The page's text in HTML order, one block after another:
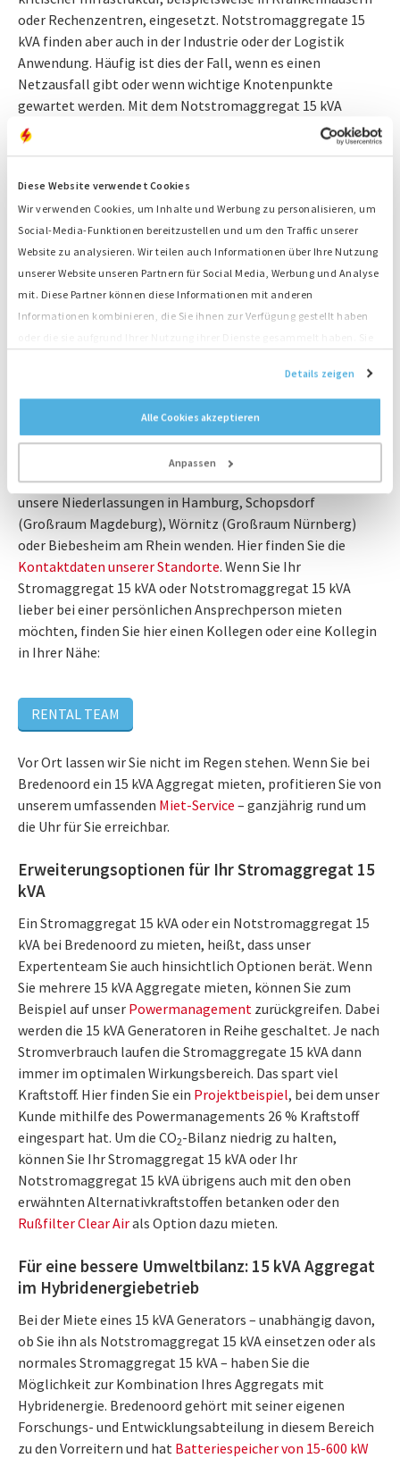
Diese Website verwendet Cookies
Wir verwenden Cookies, um Inhalte und Werbung zu personalisieren, um
Social-Media-Funktionen bereitzustellen und um den Traffic unserer
Website zu analysieren. Wir teilen auch Informationen über Ihre Nutzung
unserer Website unseren Partnern für Social Media, Werbung und Analyse
mit. Diese Partner können diese Informationen mit anderen
Informationen kombinieren, die Sie ihnen zur Verfügung gestellt haben
Details zeigen
Alle Cookies akzeptieren
Anpassen
oder Rechenzentren, eingesetzt. Notstromaggregate 15
kVA finden aber auch in der Industrie oder der Logistik
Anwendung. Häufig ist dies der Fall, wenn es einen
Netzausfall gibt oder wenn wichtige Knotenpunkte
gewartet werden. Mit dem Notstromaggregat 15 kVA
sichern Sie sich dagegen ab und können Ihre Verbraucher
zuverlässig und unterbrechungsfrei weiterhin mit Strom
Stromversorgung in der Industrie
gleichnamigen Artikel.
Stromaggregat 15 kVA oder Notstromaggregat
15 kVA mieten
Bei Bredenoord können Sie 15 kVA Aggregate
Stromaggregat 15 kVA maximal flexibel. Unser
Expertenteam berät Sie bei der Auswahl eines geeigneten
Aggregats und stellt Ihnen außerdem sämtliches Zubehör
wie Kabel, Verteiler oder Kraftstofftanks für Ihren 15 kVA
Generator zur Verfügung. Unsere Hotline 00800 55008800
ist 24/7 das ganze Jahr über für Sie erreichbar. Für weniger
dringende Miet-Anfragen können Sie sich auch direkt an
unsere Niederlassungen in Hamburg, Schopsdorf
(Großraum Magdeburg), Wörnitz (Großraum Nürnberg)
oder Biebesheim am Rhein wenden. Hier finden Sie die
Kontaktdaten unserer Standorte. Wenn Sie Ihr
Stromaggregat 15 kVA oder Notstromaggregat 15 kVA
lieber bei einer persönlichen Ansprechperson mieten
möchten, finden Sie hier einen Kollegen oder eine Kollegin
in Ihrer Nähe:
RENTAL TEAM
Vor Ort lassen wir Sie nicht im Regen stehen. Wenn Sie bei
Bredenoord ein 15 kVA Aggregat mieten, profitieren Sie von
unserem umfassenden Miet-Service – ganzjährig rund um
die Uhr für Sie erreichbar.
Erweiterungsoptionen für Ihr Stromaggregat 15
kVA
Ein Stromaggregat 15 kVA oder ein Notstromaggregat 15
kVA bei Bredenoord zu mieten, heißt, dass unser
Expertenteam Sie auch hinsichtlich Optionen berät. Wenn
Sie mehrere 15 kVA Aggregate mieten, können Sie zum
Beispiel auf unser Powermanagement zurückgreifen. Dabei
werden die 15 kVA Generatoren in Reihe geschaltet. Je nach
Stromverbrauch laufen die Stromaggregate 15 kVA dann
immer im optimalen Wirkungsbereich. Das spart viel
Kraftstoff. Hier finden Sie ein Projektbeispiel, bei dem unser
Kunde mithilfe des Powermanagements 26 % Kraftstoff
eingespart hat. Um die CO2-Bilanz niedrig zu halten,
können Sie Ihr Stromaggregat 15 kVA oder Ihr
Notstromaggregat 15 kVA übrigens auch mit den oben
erwähnten Alternativkraftstoffen betanken oder den
Rußfilter Clear Airals Option dazu mieten.
Für eine bessere Umweltbilanz: 15 kVA Aggregat
im Hybridenergiebetrieb
Bei der Miete eines 15 kVA Generators – unabhängig davon,
ob Sie ihn als Notstromaggregat 15 kVA einsetzen oder als
normales Stromaggregat 15 kVA – haben Sie die
Möglichkeit zur Kombination Ihres Aggregats mit
Hybridenergie. Bredenoord gehört mit seiner eigenen
Forschungs- und Entwicklungsabteilung in diesem Bereich
zu den Vorreitern und hat Batteriespeicher von 15-600 kW